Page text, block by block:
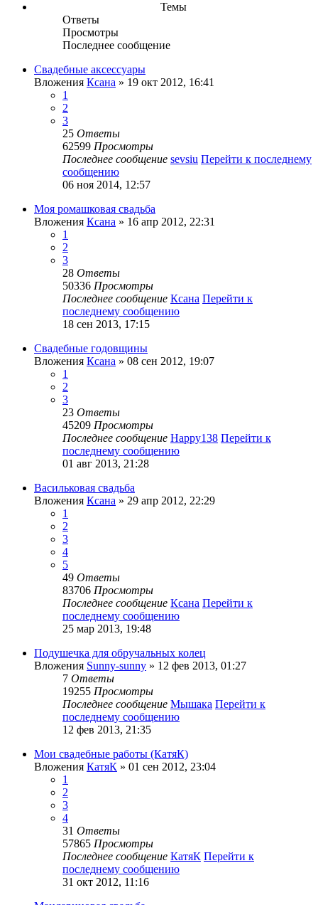
Темы
Ответы
Просмотры
Последнее сообщение
Свадебные аксессуары
Вложения Ксана » 19 окт 2012, 16:41
1
2
3
25 Ответы
62599 Просмотры
Последнее сообщение sevsiu Перейти к последнему
сообщению
06 ноя 2014, 12:57
Моя ромашковая свадьба
Вложения Ксана » 16 апр 2012, 22:31
1
2
3
28 Ответы
50336 Просмотры
Последнее сообщение Ксана Перейти к
последнему сообщению
18 сен 2013, 17:15
Свадебные годовщины
Вложения Ксана » 08 сен 2012, 19:07
1
2
3
23 Ответы
45209 Просмотры
Последнее сообщение Happy138 Перейти к
последнему сообщению
01 авг 2013, 21:28
Васильковая свадьба
Вложения Ксана » 29 апр 2012, 22:29
1
2
3
4
5
49 Ответы
83706 Просмотры
Последнее сообщение Ксана Перейти к
последнему сообщению
25 мар 2013, 19:48
Подушечка для обручальных колец
Вложения Sunny-sunny » 12 фев 2013, 01:27
7 Ответы
19255 Просмотры
Последнее сообщение Мышака Перейти к
последнему сообщению
12 фев 2013, 21:35
Мои свадебные работы (КатяК)
Вложения КатяК » 01 сен 2012, 23:04
1
2
3
4
31 Ответы
57865 Просмотры
Последнее сообщение КатяК Перейти к
последнему сообщению
31 окт 2012, 11:16